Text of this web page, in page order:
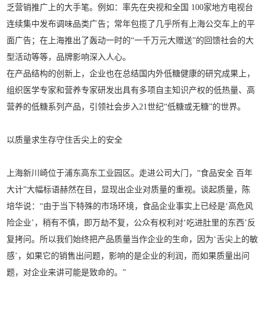
乏营销推广上的大手笔。例如：率先在央视和全国 100家地方电视台
连续集中发布调味品类广告；常年包揽了几乎所有上海公交车上的平
面广告；在上海推出了轰动一时的“一千万元大赠送”的回馈社会的大
型活动等等，品牌影响深入人心。
在产品结构的创新上，企业也在总结国内外低糖健康的研究成果上，
组织医学专家和营养专家研发出具有多项自主知识产权的低热量、高
营养的低糖系列产品，引领社会步入21世纪“低糖或无糖”的世界。
以质量求生存守住舌尖上的安全
上海新川崎位于浦东高东工业园区。走进公司大门，“食品安全 百年
大计”大幅标语赫然在目，显现出企业对质量的重视。谈起质量，陈
培华说：“由于当下特殊的市场环境，食品企业事实上已经是‘高危风
险企业’，稍有不慎，即万劫不复，公众有权利对‘吃进肚里的东西’反
复拷问。所以我们始终把产品质量当作企业的生命，因为‘舌尖上的敏
感’，如果它的销售出问题，影响的是企业的利润，而如果质量出问
题，对企业来讲可能是致命的。”